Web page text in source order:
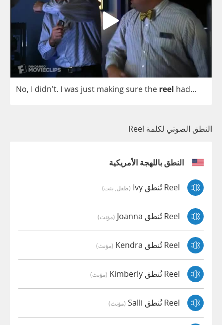
No, I didn't. I was just making surethe reel had...
النطق الصوتي لكلمة Reel
النطق باللهجة الأمريكية
Reel تُنطق Ivy (طفل, بنت)
Reel تُنطق Joanna (مؤنث)
Reel تُنطق Kendra (مؤنث)
Reel تُنطق Kimberly (مؤنث)
Reel تُنطق Salli (مؤنث)